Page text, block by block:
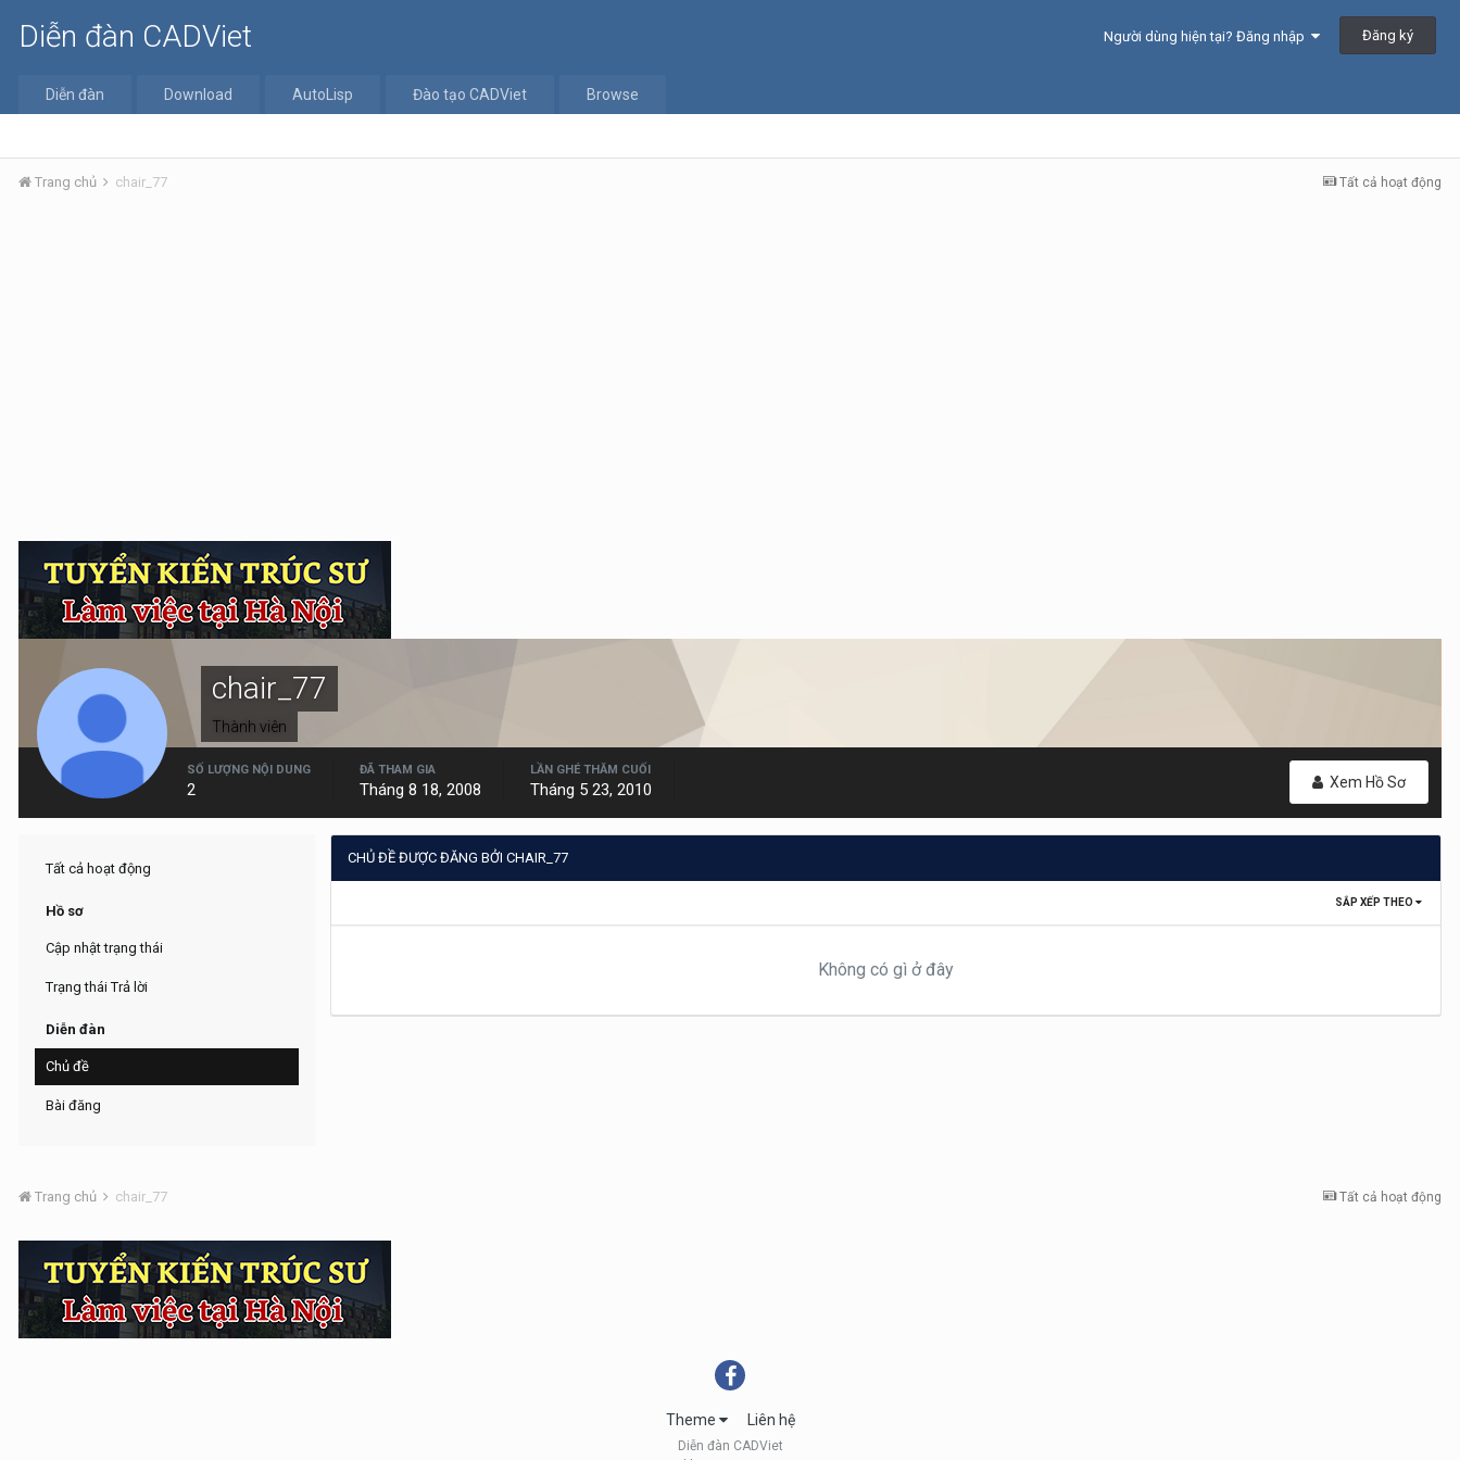
Diễn đàn CADViet Người dùng hiện tại? Đăng nhập Đăng ký
Diễn đàn Download AutoLisp Đào tạo CADViet Browse
Tất cả hoạt động
Trang chủ chair_77
chair_77
Thành viên
Xem Hồ Sơ
SỐ LƯỢNG NỘI DUNG
2
ĐÃ THAM GIA
Tháng 8 18, 2008
LẦN GHÉ THĂM CUỐI
Tháng 5 23, 2010
Tất cả hoạt động
Hồ sơ
Cập nhật trạng thái
Trạng thái Trả lời
Diễn đàn
Chủ đề
Bài đăng
CHỦ ĐỀ ĐƯỢC ĐĂNG BỞI CHAIR_77
SẮP XẾP THEO
Không có gì ở đây
Tất cả hoạt động
Trang chủ chair_77
Theme Liên hệ
Diễn đàn CADViet